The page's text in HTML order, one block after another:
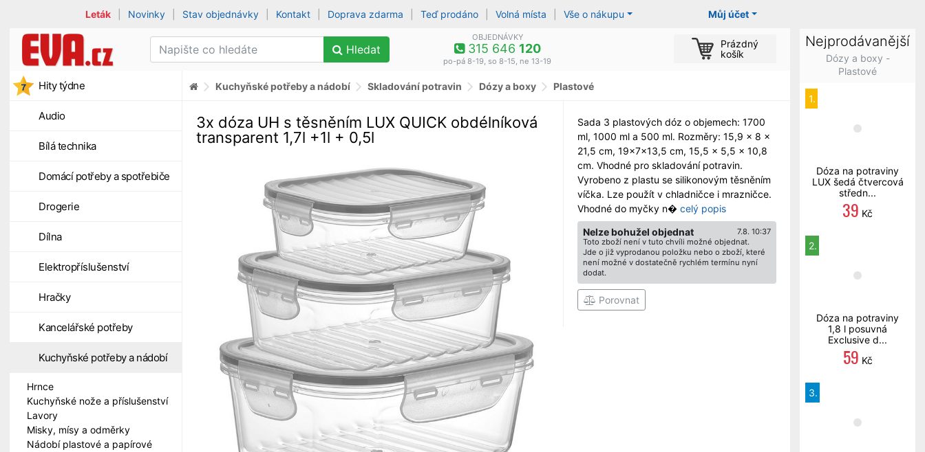
Můj účet
Leták Novinky Stav objednávky Kontakt Doprava zdarma Teď prodáno Volná místa Vše o nákupu
Hledat
OBJEDNÁVKY
315 646 120
po-pá 8-19, so 8-15, ne 13-19
Prázdný
košík
Hity týdne
Audio
Bílá technika
Domácí potřeby a spotřebiče
Drogerie
Dílna
Elektropříslušenství
Hračky
Kancelářské potřeby
Kuchyňské potřeby a nádobí
Hrnce
Kuchyňské nože a příslušenství
Lavory
Misky, mísy a odměrky
Nádobí plastové a papírové
Kuchyňské potřeby a nádobí Skladování potravin Dózy a boxy Plastové
Sada 3 plastových dóz o objemech: 1700
ml, 1000 ml a 500 ml. Rozměry: 15,9 x 8 x
21,5 cm, 19x7x13,5 cm, 15,5 x 5,5 x 10,8
cm. Vhodné pro skladování potravin.
Vyrobeno z plastu se silikonovým těsněním
víčka. Lze použít v chladničce i mrazničce.
Vhodné do myčky n� celý popis
7.8. 10:37
Nelze bohužel objednat
Toto zboží není v tuto chvíli možné objednat.
Jde o již vyprodanou položku nebo o zboží, které
není možné v dostatečně rychlém termínu nyní
dodat.
Porovnat
3x dóza UH s těsněním LUX QUICK obdélníková
transparent 1,7l +1l + 0,5l
Nejprodávanější
Dózy a boxy -
Plastové
1.
Dóza na potraviny
LUX šedá čtvercová
středn...
39 Kč
2.
Dóza na potraviny
1,8 l posuvná
Exclusive d...
59 Kč
3.